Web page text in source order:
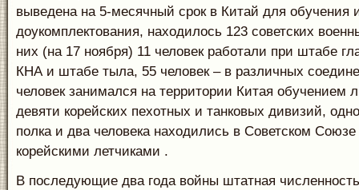
выведена на 5-месячный срок в Китай для обучения
доукомплектования, находилось 123 советских
них (на 17 ноября) 11 человек работали при штабе
КНА и штабе тыла, 55 человек – в различных
человек занимался на территории Китая обучением
девяти корейских пехотных и танковых дивизий,
полка и два человека находились в Советском
корейскими летчиками .
В последующие два года войны штатная